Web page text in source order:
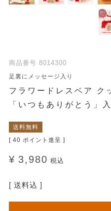
商品番号 8014300
足裏にメッセージ入り
フラワードレスベア ク
「いつもありがとう」入
送料無料
[ 40 ポイント進呈 ]
¥ 3,980 税込
送料込